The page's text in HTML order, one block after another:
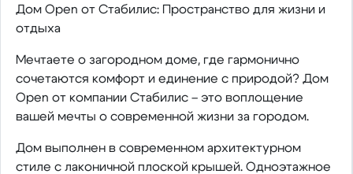
Дом Open от Стабилис: Пространство для жизни и
отдыха
Мечтаете о загородном доме, где гармонично
сочетаются комфорт и единение с природой? Дом
Open от компании Стабилис – это воплощение
вашей мечты о современной жизни за городом.
Дом выполнен в современном архитектурном
стиле с лаконичной плоской крышей. Одноэтажное